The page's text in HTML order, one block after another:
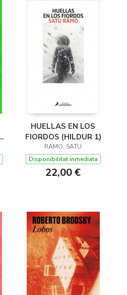
HUELLAS EN LOS
FIORDOS (HILDUR 1)
RAMO, SATU
Disponibilitat inmediata
22,00 €